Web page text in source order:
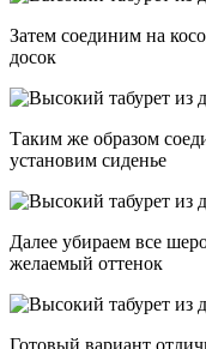
Затем соединим на
досок
Таким же образом
установим сиденье
Далее убираем все
желаемый оттенок
Готовый вариант